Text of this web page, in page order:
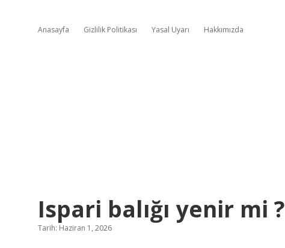
Anasayfa Gizlilik Politikası Yasal Uyarı Hakkımızda
Ispari balığı yenir mi ?
Tarih: Haziran 1, 2026